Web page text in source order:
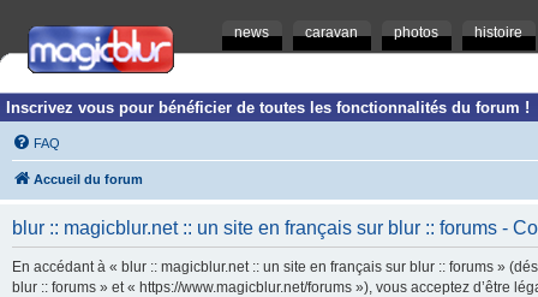
news caravan photos histoire
Inscrivez vous pour bénéficier de toutes les fonctionnalités du forum !
FAQ
Accueil du forum
blur :: magicblur.net :: un site en français sur blur :: forums -
En accédant à « blur :: magicblur.net :: un site en français sur blur :: forums »
blur :: forums » et « https://www.magicblur.net/forums »), vous acceptez d’être